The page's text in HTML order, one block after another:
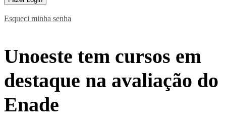
Esqueci minha senha
Unoeste tem cursos em
destaque na avaliação do
Enade